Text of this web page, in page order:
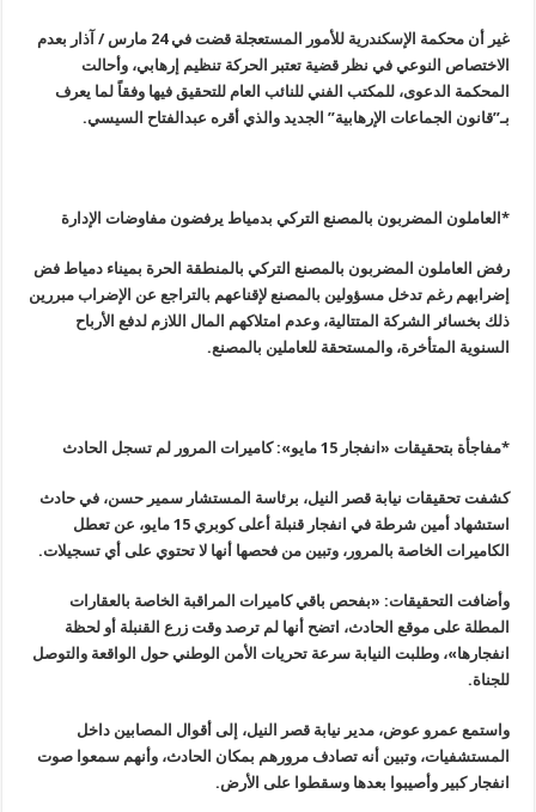
غير أن محكمة الإسكندرية للأمور المستعجلة قضت في 24 مارس / آذار بعدم
الاختصاص النوعي في نظر قضية تعتبر الحركة تنظيم إرهابي، وأحالت
المحكمة الدعوى، للمكتب الفني للنائب العام للتحقيق فيها وفقاً لما يعرف
بـ”قانون الجماعات الإرهابية” الجديد والذي أقره عبدالفتاح السيسي.
*العاملون المضربون بالمصنع التركي بدمياط يرفضون مفاوضات الإدارة
رفض العاملون المضربون بالمصنع التركي بالمنطقة الحرة بميناء دمياط فض
إضرابهم رغم تدخل مسؤولين بالمصنع لإقناعهم بالتراجع عن الإضراب مبررين
ذلك بخسائر الشركة المتتالية، وعدم امتلاكهم المال اللازم لدفع الأرباح
السنوية المتأخرة، والمستحقة للعاملين بالمصنع.
*مفاجأة بتحقيقات «انفجار 15 مايو»: كاميرات المرور لم تسجل الحادث
كشفت تحقيقات نيابة قصر النيل، برئاسة المستشار سمير حسن، في حادث
استشهاد أمين شرطة في انفجار قنبلة أعلى كوبري 15 مايو، عن تعطل
الكاميرات الخاصة بالمرور، وتبين من فحصها أنها لا تحتوي على أي تسجيلات.
وأضافت التحقيقات: «بفحص باقي كاميرات المراقبة الخاصة بالعقارات
المطلة على موقع الحادث، اتضح أنها لم ترصد وقت زرع القنبلة أو لحظة
انفجارها»، وطلبت النيابة سرعة تحريات الأمن الوطني حول الواقعة والتوصل
للجناة.
واستمع عمرو عوض، مدير نيابة قصر النيل، إلى أقوال المصابين داخل
المستشفيات، وتبين أنه تصادف مرورهم بمكان الحادث، وأنهم سمعوا صوت
انفجار كبير وأصيبوا بعدها وسقطوا على الأرض.